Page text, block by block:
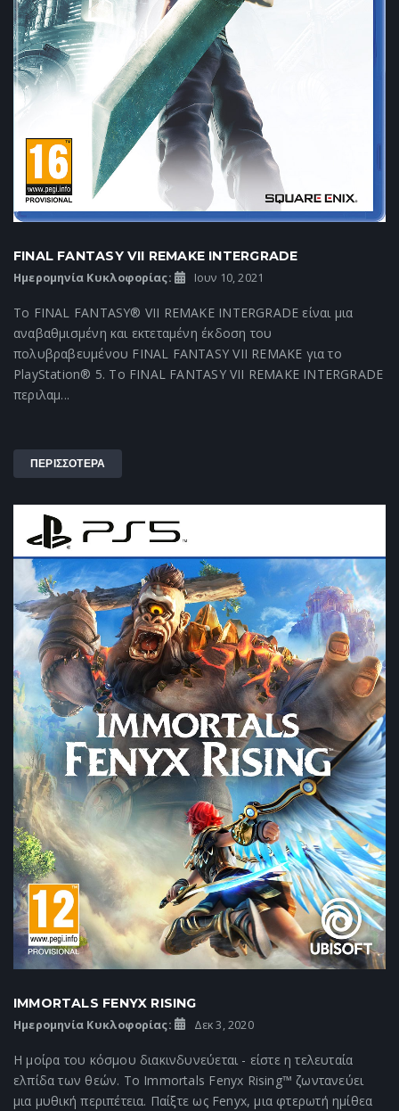
FINAL FANTASY VII REMAKE INTERGRADE
Ημερομηνία Κυκλοφορίας: Ιουν 10, 2021
Το FINAL FANTASY® VII REMAKE INTERGRADE είναι μια
αναβαθμισμένη και εκτεταμένη έκδοση του
πολυβραβευμένου FINAL FANTASY VII REMAKE για το
PlayStation® 5. Το FINAL FANTASY VII REMAKE INTERGRADE
περιλαμ...
ΠΕΡΙΣΣΟΤΕΡΑ
IMMORTALS FENYX RISING
Ημερομηνία Κυκλοφορίας: Δεκ 3, 2020
Η μοίρα του κόσμου διακινδυνεύεται - είστε η τελευταία
ελπίδα των θεών. Το Immortals Fenyx Rising™ ζωντανεύει
μια μυθική περιπέτεια. Παίξτε ως Fenyx, μια φτερωτή ημίθεα